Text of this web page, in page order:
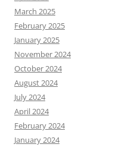
March 2025
February 2025
January 2025
November 2024
October 2024
August 2024
July 2024
April 2024
February 2024
January 2024